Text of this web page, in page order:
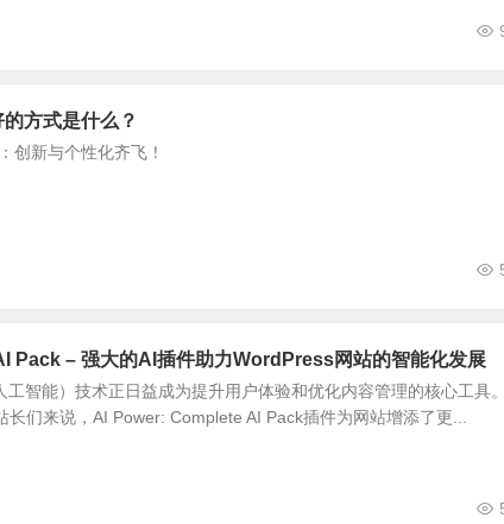
方式是什么？
创新与个性化齐飞！
Pack – 强大的AI插件助力WordPress网站的智能化发展
工智能）技术正日益成为提升用户体验和优化内容管理的核心工具
们来说，AI Power: Complete AI Pack插件为网站增添了更...